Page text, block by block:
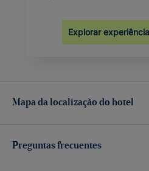
Explorar
Mapa da localização do hotel
Preguntas frecuentes